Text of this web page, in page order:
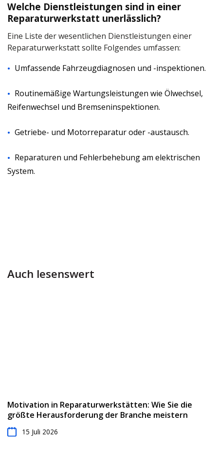
Welche Dienstleistungen sind in einer
Reparaturwerkstatt unerlässlich?
Eine Liste der wesentlichen Dienstleistungen einer
Reparaturwerkstatt sollte Folgendes umfassen:
Umfassende Fahrzeugdiagnosen und -inspektionen.
Routinemäßige Wartungsleistungen wie Ölwechsel,
Reifenwechsel und Bremseninspektionen.
Getriebe- und Motorreparatur oder -austausch.
Reparaturen und Fehlerbehebung am elektrischen
System.
Auch lesenswert
Motivation in Reparaturwerkstätten: Wie Sie die
größte Herausforderung der Branche meistern
15 Juli 2026